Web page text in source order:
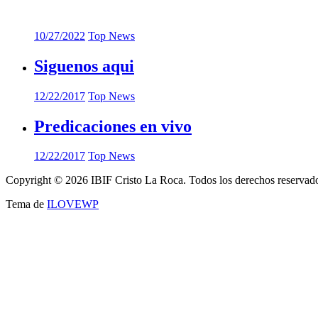
10/27/2022 Top News
Siguenos aqui
12/22/2017 Top News
Predicaciones en vivo
12/22/2017 Top News
Copyright © 2026 IBIF Cristo La Roca. Todos los derechos
Tema de ILOVEWP